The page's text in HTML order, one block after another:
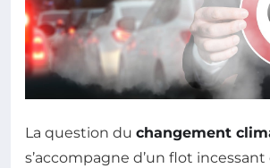
La question du changement
s’accompagne d’un flot incessant